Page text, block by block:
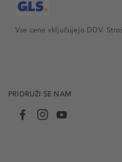
Vse cene vključujejo DDV.
PRIDRUŽI SE NAM